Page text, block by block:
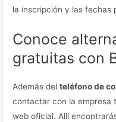
la inscripción y las fechas
Conoce
gratuitas con
Además delteléfono de
contactar con la empresa
web oficial. Allí